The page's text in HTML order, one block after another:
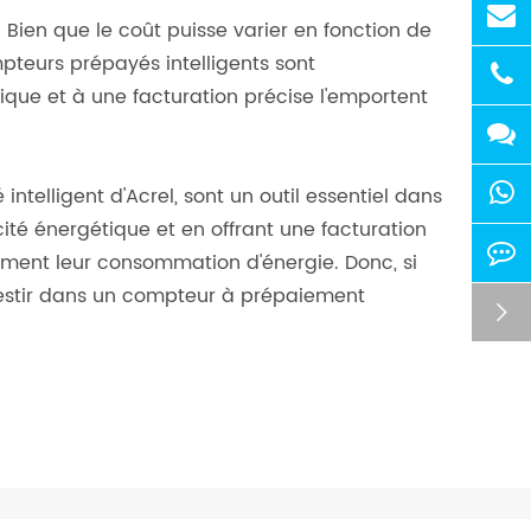
que le coût puisse varier en fonction de
prépayés intelligents sont
et à une facturation précise l'emportent
d'Acrel, sont un outil essentiel dans
énergétique et en offrant une facturation
leur consommation d'énergie. Donc, si
dans un compteur à prépaiement
